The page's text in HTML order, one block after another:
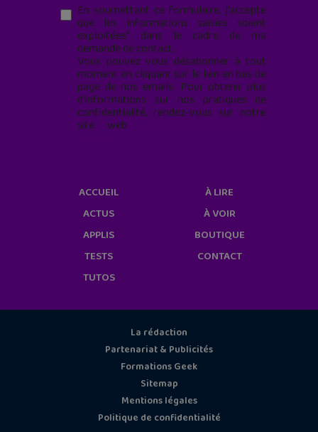
En soumettant ce formulaire, j’accepte
que les informations saisies soient
exploitées* dans le cadre de ma
demande de contact.
Vous pouvez vous désabonner à tout
moment en cliquant sur le lien en bas de
page de nos emails. Pour obtenir plus
d'informations sur nos pratiques de
confidentialité, rendez-vous sur notre
site web
ACCUEIL
ACTUS
APPLIS
TESTS
TUTOS
À LIRE
À VOIR
BOUTIQUE
CONTACT
La rédaction
Partenariat & Publicités
Formations Geek
Sitemap
Mentions légales
Politique de confidentialité